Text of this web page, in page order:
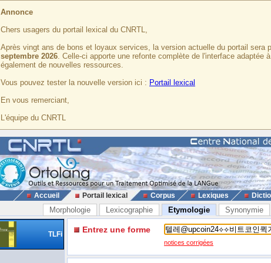
Annonce
Chers usagers du portail lexical du CNRTL,
Après vingt ans de bons et loyaux services, la version actuelle du portail sera
septembre 2026. Celle-ci apporte une refonte complète de l'interface
également de nouvelles ressources.
Vous pouvez tester la nouvelle version ici : Portail lexical
En vous remerciant,
L'équipe du CNRTL
Accueil Portail lexical Corpus Lexiques
Morphologie Lexicographie Etymologie Synonymie
TLFi Entrez une forme
notices corrigées